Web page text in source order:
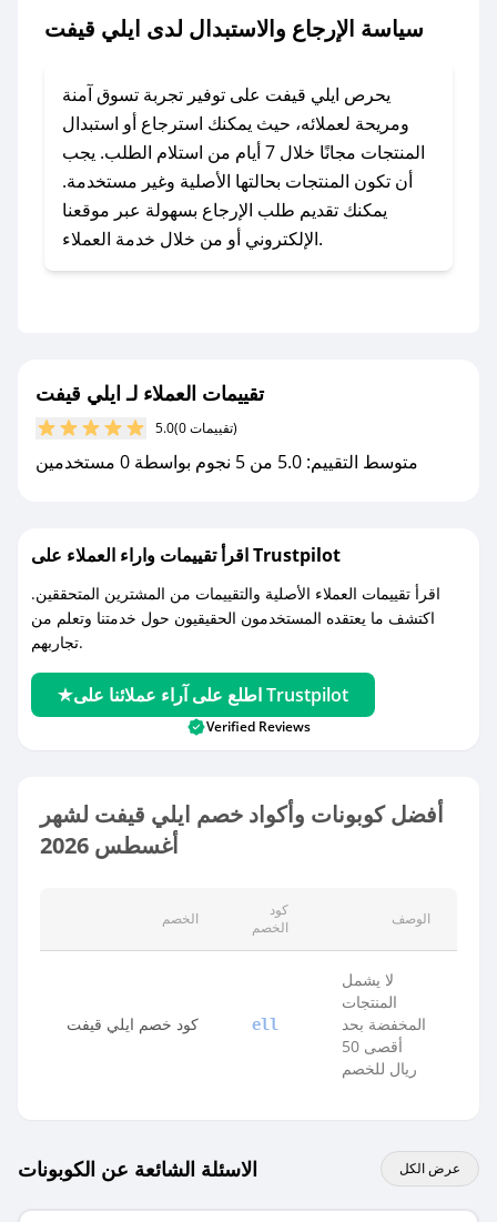
أسرع وقت ممكن.
### كيف تحصل على كوبونات خصم حصرية من
ايلي قيفت؟
للحصول على كوبونات وخصومات حصرية، قم بما
يلي:
- اضغط على أيقونة متابعة لمتجر ايلي قيفت في
تطبيق صحصح.
مع صحصح، تسوق بذكاء ووفّر على كل مشترياتك مع
سياسة الإرجاع والاستبدال لدى ايلي قيفت
يحرص ايلي قيفت على توفير تجربة تسوق آمنة
ومريحة لعملائه، حيث يمكنك استرجاع أو استبدال
المنتجات مجانًا خلال 7 أيام من استلام الطلب. يجب
أن تكون المنتجات بحالتها الأصلية وغير مستخدمة.
يمكنك تقديم طلب الإرجاع بسهولة عبر موقعنا
الإلكتروني أو من خلال خدمة العملاء.
تقييمات العملاء لـ ايلي قيفت
5.0 (0 تقييمات)
متوسط التقييم: 5.0 من 5 نجوم بواسطة 0 مستخدمين
اقرأ تقييمات واراء العملاء على Trustpilot
اقرأ تقييمات العملاء الأصلية والتقييمات من المشترين المتحققين.
اكتشف ما يعتقده المستخدمون الحقيقيون حول خدمتنا وتعلم من
تجاربهم.
اطلع على آراء عملائنا على Trustpilot
Verified Reviews
أفضل كوبونات وأكواد خصم ايلي قيفت لشهر
أغسطس 2026
الخصم
كود
الخصم
الوصف
كود خصم ايلي قيفت ell
لا يشمل
المنتجات
المخفضة بحد
أقصى 50
ريال للخصم
الاسئلة الشائعة عن الكوبونات عرض الكل